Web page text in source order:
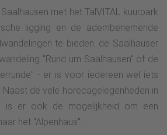
met het TalVITAL kuurpark
ligging en de adembenemende
te bieden: de Saalhauser
"Rund um Saalhausen" of de
- er is voor iedereen wel iets
Naast de vele horecagelegenheden in
is er ook de mogelijkheid om een
het "Alpenhaus".